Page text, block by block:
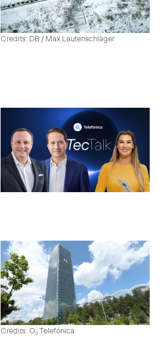
Credits: DB / Max Lautenschläger
Credits: O2Telefónica